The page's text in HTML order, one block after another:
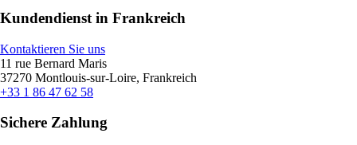
Kundendienst in Frankreich
Kontaktieren Sie uns
11 rue Bernard Maris
37270 Montlouis-sur-Loire, Frankreich
+33 1 86 47 62 58
Sichere Zahlung